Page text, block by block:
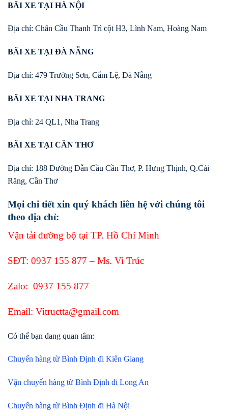
BÃI XE TẠI HÀ NỘI
Địa chỉ: Chân Cầu Thanh Trì cột H3, Lĩnh Nam, Hoàng Nam
BÃI XE TẠI ĐÀ NẴNG
Địa chỉ: 479 Trường Sơn, Cẩm Lệ, Đà Nẵng
BÃI XE TẠI NHA TRANG
Địa chỉ: 24 QL1, Nha Trang
BÃI XE TẠI CẦN THƠ
Địa chỉ: 188 Đường Dẫn Cầu Cần Thơ, P. Hưng Thịnh, Q.Cái
Răng, Cần Thơ
Mọi chi tiết xin quý khách liên hệ với chúng tôi
theo địa chỉ:
Vận tải đường bộ tại TP. Hồ Chí Minh
SĐT: 0937 155 877 – Ms. Vi Trúc
Zalo: 0937 155 877
Email: Vitructta@gmail.com
Có thể bạn đang quan tâm:
Chuyển hàng từ Bình Định đi Kiên Giang
Vận chuyển hàng từ Bình Định đi Long An
Chuyển hàng từ Bình Định đi Hà Nội